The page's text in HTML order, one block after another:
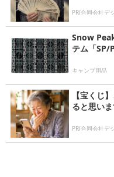
PR(合同会社デ
Snow
テム「SP/
キャンプ用品
【宝くじ
ると思い
PR(合同会社デ